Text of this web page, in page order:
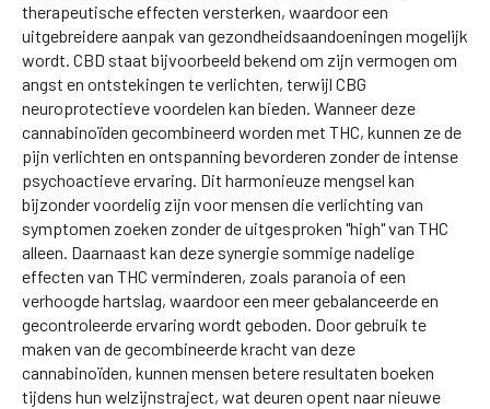
therapeutische effecten versterken, waardoor een
uitgebreidere aanpak van gezondheidsaandoeningen mogelijk
wordt. CBD staat bijvoorbeeld bekend om zijn vermogen om
angst en ontstekingen te verlichten, terwijl CBG
neuroprotectieve voordelen kan bieden. Wanneer deze
cannabinoïden gecombineerd worden met THC, kunnen ze de
pijn verlichten en ontspanning bevorderen zonder de intense
psychoactieve ervaring. Dit harmonieuze mengsel kan
bijzonder voordelig zijn voor mensen die verlichting van
symptomen zoeken zonder de uitgesproken "high" van THC
alleen. Daarnaast kan deze synergie sommige nadelige
effecten van THC verminderen, zoals paranoia of een
verhoogde hartslag, waardoor een meer gebalanceerde en
gecontroleerde ervaring wordt geboden. Door gebruik te
maken van de gecombineerde kracht van deze
cannabinoïden, kunnen mensen betere resultaten boeken
tijdens hun welzijnstraject, wat deuren opent naar nieuwe